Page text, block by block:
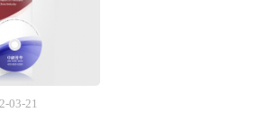
提出建设性意见建议对策等，是钢
者和主管机关审批的研究性报告。
业的理论认识为主要内容，重在钢
性认识的研究。钢铁行业研究报
铂行业将面临的机遇与挑战。报告
学术科研单位、投资企业准确了解
动向，及早发现铂行业市场的空白
点和盈利点……准确把握铂行业
因素进行具体调查、研究、分析，
发展方向、行业竞争格局的演变趋
、市场规模、潜在问题与行业发展
行业投资价值、效果效益程度，
03-21